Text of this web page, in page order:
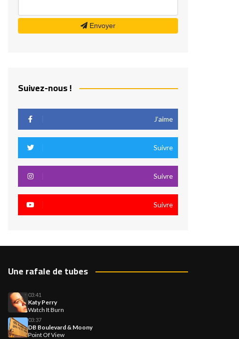
Envoyer
Suivez-nous !
J’aime
Suivre
Suivre
Suivre
Une rafale de tubes
03:41
Katy Perry
Watch It Burn
03:37
DB Boulevard & Moony
Point Of View